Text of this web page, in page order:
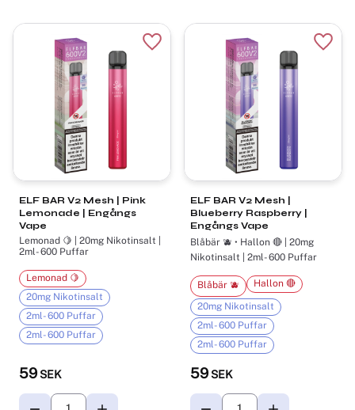
ELF BAR V2 Mesh | Pink
Lemonade | Engångs
Vape
Lemonad 🍋 | 20mg Nikotinsalt |
2ml- 600 Puffar
59 SEK
Lemonad 🍋
20mg Nikotinsalt
2ml- 600 Puffar
2ml- 600 Puffar
Lägg till i favoriter
ELF BAR V2 Mesh |
Blueberry Raspberry |
Engångs Vape
Blåbär 🫐 • Hallon 🔴 | 20mg
Nikotinsalt | 2ml- 600 Puffar
59 SEK
Blåbär 🫐 Hallon 🔴
20mg Nikotinsalt
2ml- 600 Puffar
2ml- 600 Puffar